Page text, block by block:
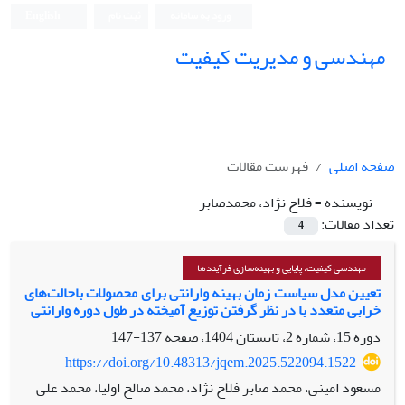
مهندسی و مدیریت کیفیت
صفحه اصلی
فهرست مقالات
نویسنده =فلاح نژاد، محمدصابر
تعداد مقالات:
4
مهندسی کیفیت، پایایی و بهینه‌سازی فرآیندها
تعیین مدل سیاست‌ زمان بهینه وارانتی برای محصولات باحالت‌های
خرابی متعدد با در نظر گرفتن توزیع آمیخته در طول دوره وارانتی
دوره 15، شماره 2، تابستان 1404، صفحه
137-147
https://doi.org/10.48313/jqem.2025.522094.1522
مسعود امینی، محمد صابر فلاح نژاد، محمد صالح اولیا، محمد علی